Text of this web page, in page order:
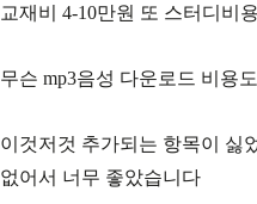
교재비 4-10만원 또 스터디비
무슨 mp3음성 다운로드 비용
이것저것 추가되는 항목이 싫
없어서 너무 좋았습니다